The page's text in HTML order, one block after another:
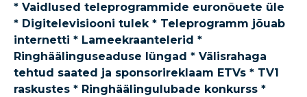
* Vaidlused teleprogrammide euronõuete üle
* Digitelevisiooni tulek * Teleprogramm jõuab
internetti * Lameekraantelerid *
Ringhäälinguseaduse lüngad * Välisrahaga
tehtud saated ja sponsorireklaam ETVs * TV1
raskustes * Ringhäälingulubade konkurss *